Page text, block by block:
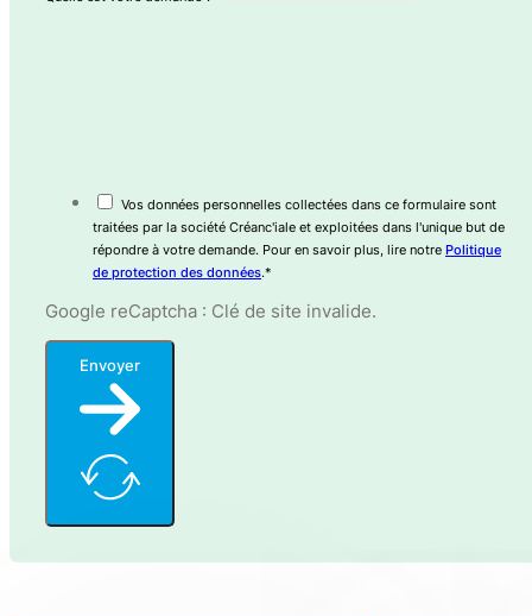
Vos données personnelles collectées dans ce formulaire sont
traitées par la société Créanc'iale et exploitées dans l'unique but de
répondre à votre demande. Pour en savoir plus, lire notre Politique
de protection des données.*
Google reCaptcha : Clé de site invalide.
Envoyer